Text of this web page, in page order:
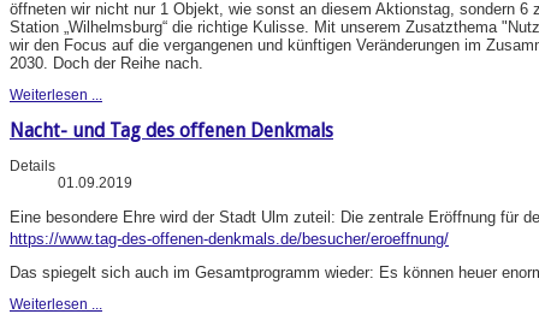
öffneten wir nicht nur 1 Objekt, wie sonst an diesem Aktionstag, sondern 6
Station „Wilhelmsburg“ die richtige Kulisse. Mit unserem Zusatzthema
wir den Focus auf die vergangenen und künftigen Veränderungen im
2030. Doch der Reihe nach.
Weiterlesen ...
Nacht- und Tag des offenen Denkmals
Details
01.09.2019
Eine besondere Ehre wird der Stadt Ulm zuteil: Die zentrale Eröffnung für
https://www.tag-des-offenen-denkmals.de/besucher/eroeffnung/
Das spiegelt sich auch im Gesamtprogramm wieder: Es können heuer
Weiterlesen ...